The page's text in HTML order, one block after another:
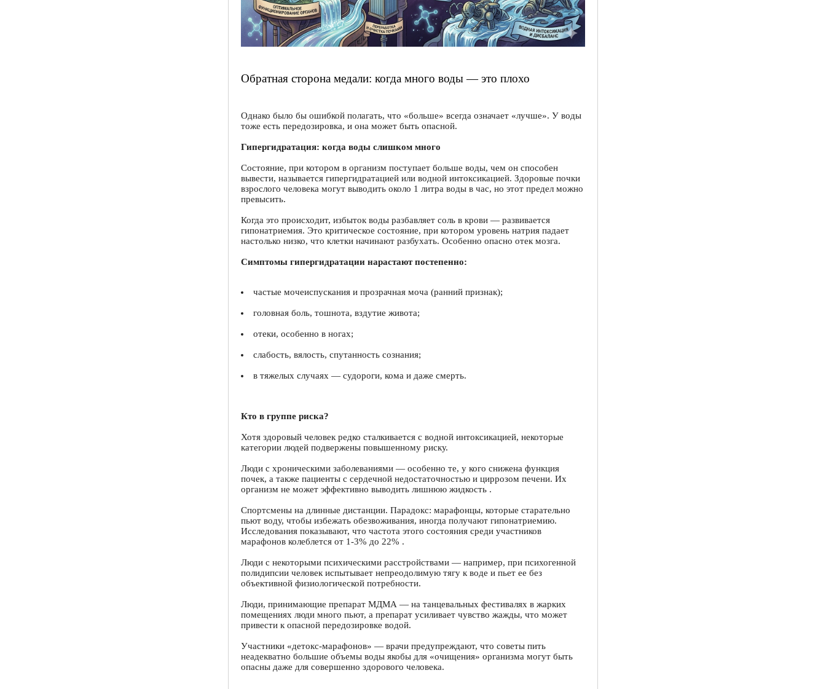
Обратная сторона медали: когда много воды — это плохо
Однако было бы ошибкой полагать, что «больше» всегда означает «лучше». У воды
тоже есть передозировка, и она может быть опасной.
Гипергидратация: когда воды слишком много
Состояние, при котором в организм поступает больше воды, чем он способен
вывести, называется гипергидратацией или водной интоксикацией. Здоровые почки
взрослого человека могут выводить около 1 литра воды в час, но этот предел можно
превысить.
Когда это происходит, избыток воды разбавляет соль в крови — развивается
гипонатриемия. Это критическое состояние, при котором уровень натрия падает
настолько низко, что клетки начинают разбухать. Особенно опасно отек мозга.
Симптомы гипергидратации нарастают постепенно:
частые мочеиспускания и прозрачная моча (ранний признак);
головная боль, тошнота, вздутие живота;
отеки, особенно в ногах;
слабость, вялость, спутанность сознания;
в тяжелых случаях — судороги, кома и даже смерть.
Кто в группе риска?
Хотя здоровый человек редко сталкивается с водной интоксикацией, некоторые
категории людей подвержены повышенному риску.
Люди с хроническими заболеваниями — особенно те, у кого снижена функция
почек, а также пациенты с сердечной недостаточностью и циррозом печени. Их
организм не может эффективно выводить лишнюю жидкость .
Спортсмены на длинные дистанции. Парадокс: марафонцы, которые старательно
пьют воду, чтобы избежать обезвоживания, иногда получают гипонатриемию.
Исследования показывают, что частота этого состояния среди участников
марафонов колеблется от 1-3% до 22% .
Люди с некоторыми психическими расстройствами — например, при психогенной
полидипсии человек испытывает непреодолимую тягу к воде и пьет ее без
объективной физиологической потребности.
Люди, принимающие препарат МДМА — на танцевальных фестивалях в жарких
помещениях люди много пьют, а препарат усиливает чувство жажды, что может
привести к опасной передозировке водой.
Участники «детокс-марафонов» — врачи предупреждают, что советы пить
неадекватно большие объемы воды якобы для «очищения» организма могут быть
опасны даже для совершенно здорового человека.